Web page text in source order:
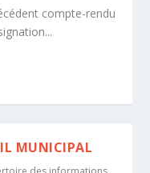
compte-rendu
MUNICIPAL